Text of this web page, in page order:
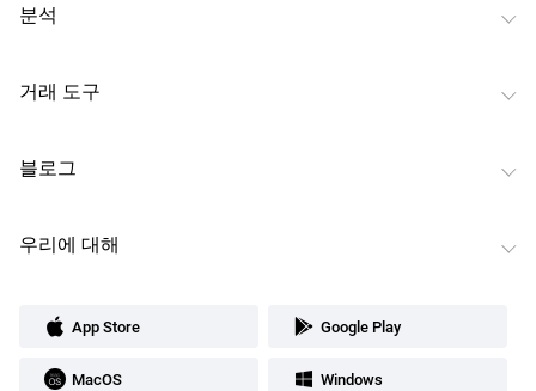
분석
거래 도구
블로그
우리에 대해
App Store Google Play
MacOS Windows